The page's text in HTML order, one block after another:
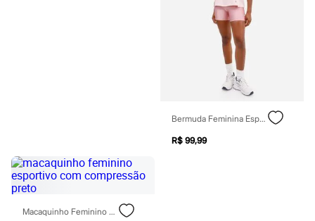
Biquínis e Maiôs
Blusas de proteção
Sungas
Personagens
Bluey
Bermuda Feminina Esportiva Com Bolsos Rosa
R$ 99,99
Macaquinho Feminino Esportivo Com Compressão Preto